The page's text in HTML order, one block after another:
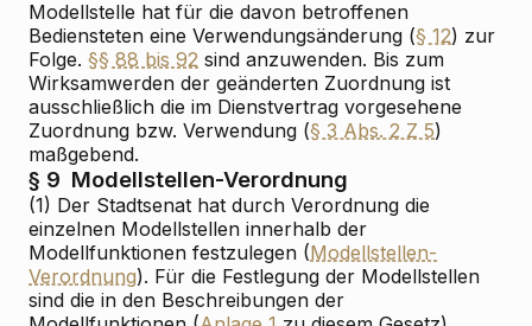
Modellstelle hat für die davon betroffenen
Bediensteten eine Verwendungsänderung (§ 12) zur
Folge. §§ 88 bis 92 sind anzuwenden. Bis zum
Wirksamwerden der geänderten Zuordnung ist
ausschließlich die im Dienstvertrag vorgesehene
Zuordnung bzw. Verwendung (§ 3 Abs. 2 Z 5)
maßgebend.
§ 9 Modellstellen-Verordnung
(1) Der Stadtsenat hat durch Verordnung die
einzelnen Modellstellen innerhalb der
Modellfunktionen festzulegen (Modellstellen-
Verordnung). Für die Festlegung der Modellstellen
sind die in den Beschreibungen der